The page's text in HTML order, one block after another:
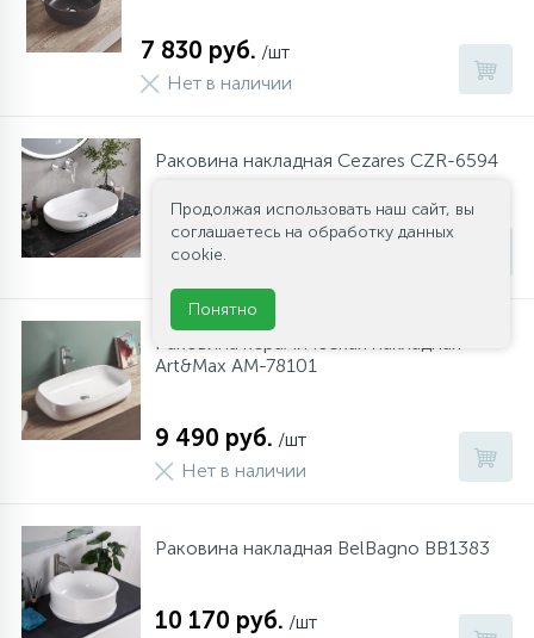
7 830 руб. /шт
Нет в наличии
Раковина накладная Cezares CZR-6594
8 610 руб. /шт
Нет в наличии
Раковина керамическая накладная
Art&Max AM-78101
9 490 руб. /шт
Нет в наличии
Раковина накладная BelBagno BB1383
10 170 руб. /шт
Продолжая использовать наш сайт, вы
соглашаетесь на обработку данных
cookie.
Понятно